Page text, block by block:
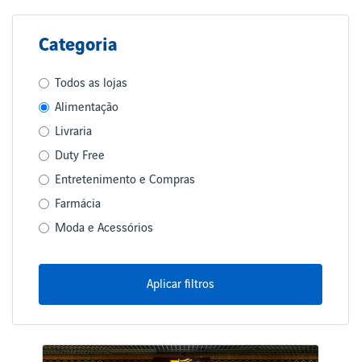
Categoria
Todos as lojas
Alimentação
Livraria
Duty Free
Entretenimento e Compras
Farmácia
Moda e Acessórios
Aplicar filtros